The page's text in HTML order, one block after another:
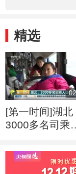
精选
[第一时间]湖北
3000多名司乘